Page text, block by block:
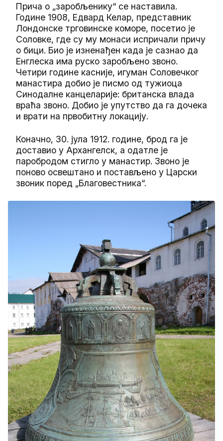
Прича о „заробљенику“ се наставила.
Године 1908, Едвард Келар, представник
Лондонске трговинске коморе, посетио је
Соловке, где су му монаси испричали причу
о бици. Био је изненађен када је сазнао да
Енглеска има руско заробљено звоно.
Четири године касније, игуман Соловечког
манастира добио је писмо од тужиоца
Синодалне канцеларије: британска влада
враћа звоно. Добио је упутство да га дочека
и врати на првобитну локацију.
Коначно, 30. јула 1912. године, брод га је
доставио у Архангелск, а одатле је
паробродом стигло у манастир. Звоно је
поново освештано и постављено у Царски
звоник поред „Благовестника“.